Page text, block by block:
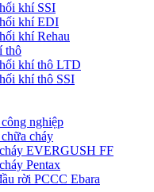
khí SSI
khí EDI
khí Rehau
thô
khí thô LTD
khí thô SSI
nghiệp
cháy
EVERGUSH FF
Pentax
rời PCCC Ebara